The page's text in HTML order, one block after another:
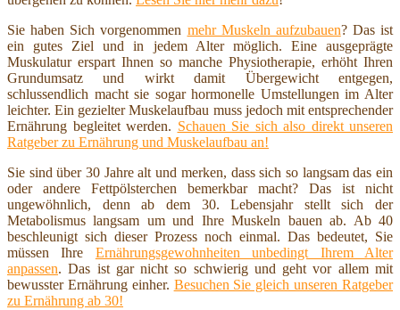
Sie haben Sich vorgenommen mehr Muskeln aufzubauen? Das ist
ein gutes Ziel und in jedem Alter möglich. Eine ausgeprägte
Muskulatur erspart Ihnen so manche Physiotherapie, erhöht Ihren
Grundumsatz und wirkt damit Übergewicht entgegen,
schlussendlich macht sie sogar hormonelle Umstellungen im Alter
leichter. Ein gezielter Muskelaufbau muss jedoch mit entsprechender
Ernährung begleitet werden. Schauen Sie sich also direkt unseren
Ratgeber zu Ernährung und Muskelaufbau an!
Sie sind über 30 Jahre alt und merken, dass sich so langsam das ein
oder andere Fettpölsterchen bemerkbar macht? Das ist nicht
ungewöhnlich, denn ab dem 30. Lebensjahr stellt sich der
Metabolismus langsam um und Ihre Muskeln bauen ab. Ab 40
beschleunigt sich dieser Prozess noch einmal. Das bedeutet, Sie
müssen Ihre Ernährungsgewohnheiten unbedingt Ihrem Alter
anpassen. Das ist gar nicht so schwierig und geht vor allem mit
bewusster Ernährung einher. Besuchen Sie gleich unseren Ratgeber
zu Ernährung ab 30!